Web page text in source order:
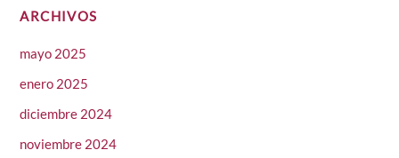
ARCHIVOS
mayo 2025
enero 2025
diciembre 2024
noviembre 2024